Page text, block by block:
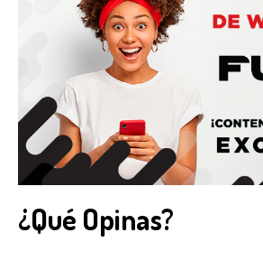
¿Qué Opinas?